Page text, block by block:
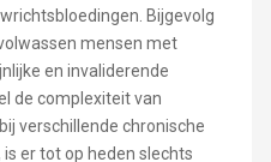
Bijgevolg
mensen met
en invaliderende
de complexiteit van
verschillende chronische
er tot op heden slechts